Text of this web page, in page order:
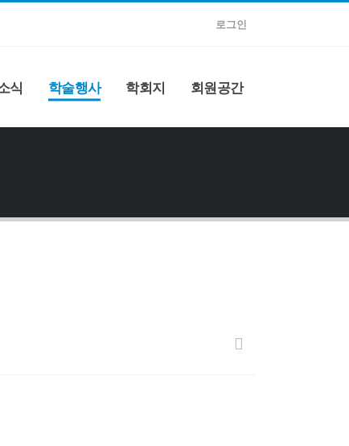
로그인
식 학술행사 학회지 회원공간